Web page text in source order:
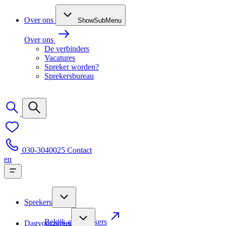
Over ons ShowSubMenu
Over ons
De verbinders
Vacatures
Spreker worden?
Sprekersbureau
030-3040025 Contact
en
Sprekers
Bekijk alle sprekers
Dagvoorzitters